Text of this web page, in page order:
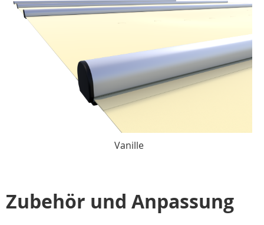
Vanille
Zubehör und Anpassung